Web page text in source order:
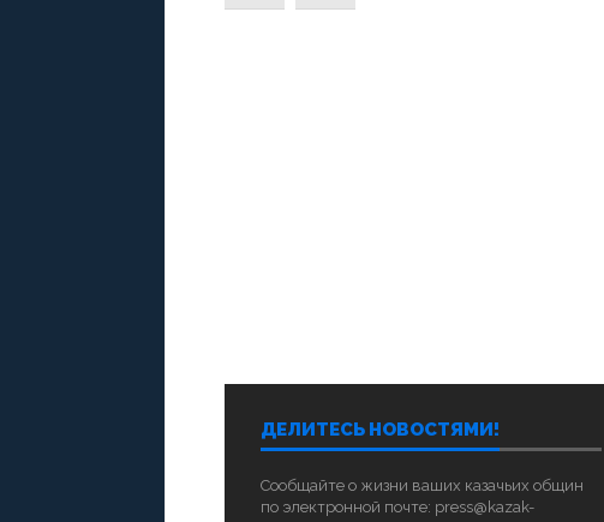
ДЕЛИТЕСЬ НОВОСТЯМИ!
Сообщайте о жизни ваших казачьих общин
по электронной почте: press@kazak-